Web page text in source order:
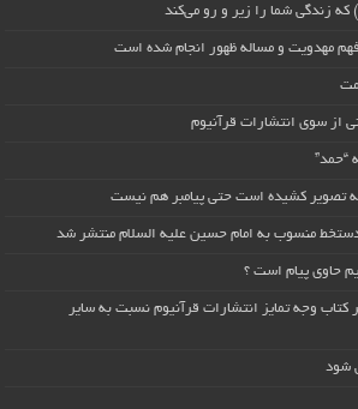
زندگی شما را زیر و رو می‌کند
مهدویت و مساله ظهور انجام شده است
از سوی انتشارات قرآنیوم
“حمد”
تصویر کشیده است حتی پیامبر هم نیست
دستخط منسوب به امام حسین علیه السلام منتشر شد
حاوی پیام است ؟
کتاب وجه تمایز انتشارات قرآنیوم نسبت به سایر
شود